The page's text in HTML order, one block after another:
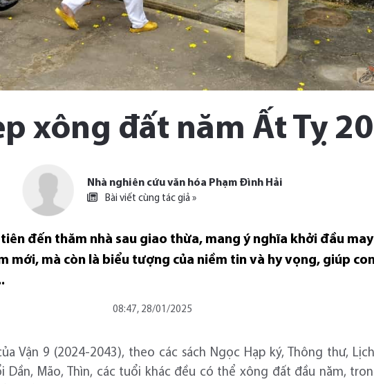
xông đất năm Ất Tỵ
Nhà nghiên cứu văn hóa Phạm Đình Hải
Bài viết cùng tác giả »
đến thăm nhà sau giao thừa, mang ý nghĩa khởi đầu
mới, mà còn là biểu tượng của niềm tin và hy vọng, giúp
08:47, 28/01/2025
Vận 9 (2024-2043), theo các sách Ngọc Hạp ký, Thông thư,
Dần, Mão, Thìn, các tuổi khác đều có thể xông đất đầu năm,